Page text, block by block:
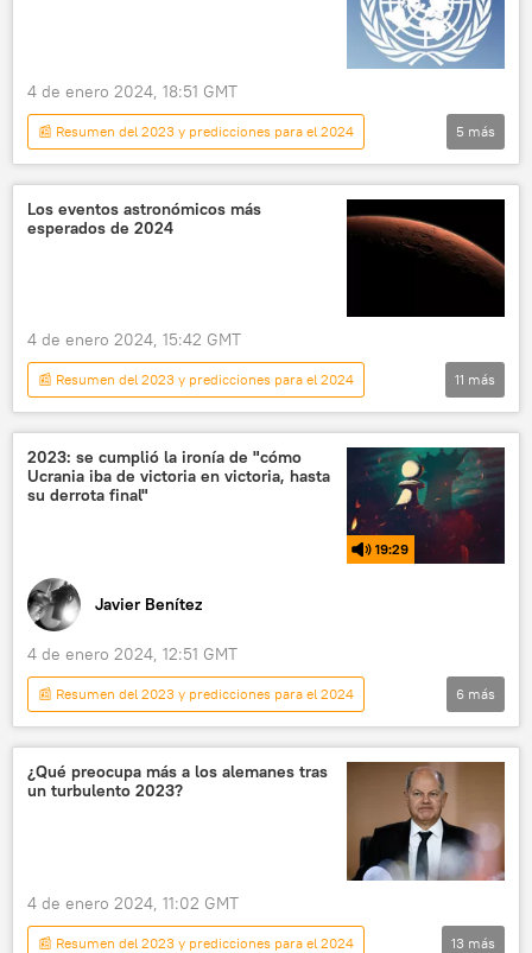
4 de enero 2024, 18:51 GMT
📰 Resumen del 2023 y predicciones para el 2024
Economía
ONU
pronóstico
crecimiento económico
📈 Mercados y finanzas
5 más
Los eventos astronómicos más
esperados de 2024
4 de enero 2024, 15:42 GMT
📰 Resumen del 2023 y predicciones para el 2024
🪐 Astronomía
espacio
Marte
Venus
la Luna
estrellas
eclipse solar
eclipse lunar
eclipse
11 más
2023: se cumplió la ironía de "cómo
Ucrania iba de victoria en victoria, hasta
su derrota final"
19:29
Javier Benítez
4 de enero 2024, 12:51 GMT
📰 Resumen del 2023 y predicciones para el 2024
Ajedrez de Geopolítica
Juan Aguilar
Ministerio de Desarrollo Económico de Rusia
Ucrania
OTAN
6 más
¿Qué preocupa más a los alemanes tras
un turbulento 2023?
4 de enero 2024, 11:02 GMT
📰 Resumen del 2023 y predicciones para el 2024
13 más